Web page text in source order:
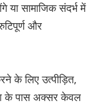
या सामाजिक संदर्भ में
और
के लिए उत्पीड़ित,
के पास अक्सर केवल